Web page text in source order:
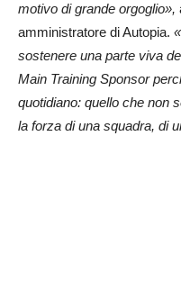
motivo di grande orgoglio»,
amministratore di Autopia.
sostenere una parte viva
Main Training Sponsor
quotidiano: quello che non
la forza di una squadra, di